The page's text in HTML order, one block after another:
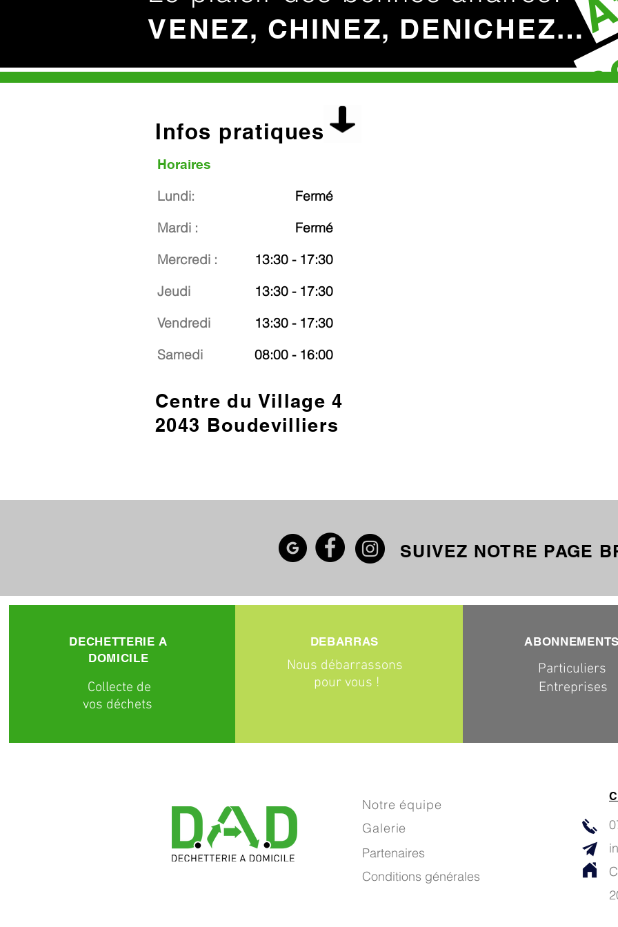
VENEZ, CHINEZ, DENICHEZ…
Infos pratiques
Horaires
Lundi:
Mardi :
Mercredi :
Jeudi
Vendredi
Samedi
Fermé
Fermé
13:30 - 17:30
13:30 - 17:30
13:30 - 17:30
08:00 - 16:00
Centre du Village 4
2043 Boudevilliers
SUIVEZ NOTRE PAGE
Notre équipe
Galerie
Partenaires
Conditions générales
DECHETTERIE A
DOMICILE
Collecte de
vos déchets
DEBARRAS
Nous débarrassons
pour vous !
ABONNEMENTS
Particuliers
Entreprises